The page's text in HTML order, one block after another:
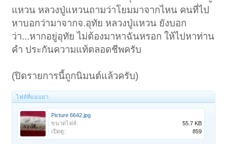
แหวน หลวงปู่แหวนถามว่าโยมมาจากไหน คนที่ไป
หาบอกว่ามาจากจ.อุทัย หลวงปู่แหวน ยังบอก
ว่า...หากอยู่อุทัย ไม่ต้องมาหาฉันหรอก ให้ไปหาท่าน
คำ ประกันความแท้ตลอดชีพครับ
(ปิดรายการนี้ถูกนิมนต์แล้วครับ)
ไฟล์ที่แนบมา:
Picture 6642.jpg
ขนาดไฟล์:
55.7 KB
เปิดดู:
859